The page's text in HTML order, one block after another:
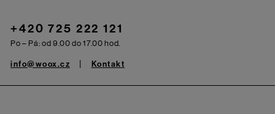
+420 725 222 121
Po – Pá: od 9.00 do 17.00 hod.
info@woox.cz Kontakt